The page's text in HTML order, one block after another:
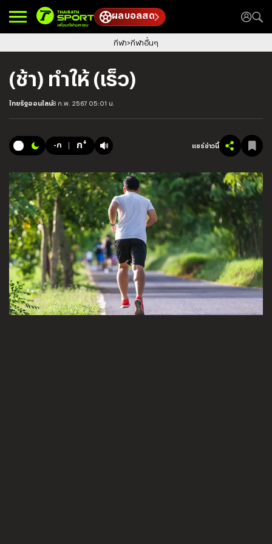
ผลบอลสด
กีฬา กีฬาอื่นๆ
(ช้า) ทำให้ (เร็ว)
ไทยรัฐออนไลน์8 ก.พ. 2567 05:01 น.
-ก ก+ แชร์ข่าวนี้